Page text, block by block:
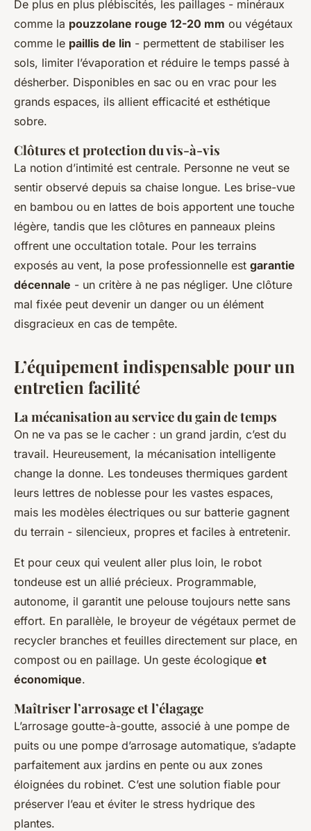
De plus en plus plébiscités, les paillages - minéraux
comme la pouzzolane rouge 12-20 mm ou végétaux
comme le paillis de lin - permettent de stabiliser les
sols, limiter l’évaporation et réduire le temps passé à
désherber. Disponibles en sac ou en vrac pour les
grands espaces, ils allient efficacité et esthétique
sobre.
Clôtures et protection du vis-à-vis
La notion d’intimité est centrale. Personne ne veut se
sentir observé depuis sa chaise longue. Les brise-vue
en bambou ou en lattes de bois apportent une touche
légère, tandis que les clôtures en panneaux pleins
offrent une occultation totale. Pour les terrains
exposés au vent, la pose professionnelle est garantie
décennale - un critère à ne pas négliger. Une clôture
mal fixée peut devenir un danger ou un élément
disgracieux en cas de tempête.
L’équipement indispensable pour un
entretien facilité
La mécanisation au service du gain de temps
On ne va pas se le cacher : un grand jardin, c’est du
travail. Heureusement, la mécanisation intelligente
change la donne. Les tondeuses thermiques gardent
leurs lettres de noblesse pour les vastes espaces,
mais les modèles électriques ou sur batterie gagnent
du terrain - silencieux, propres et faciles à entretenir.
Et pour ceux qui veulent aller plus loin, le robot
tondeuse est un allié précieux. Programmable,
autonome, il garantit une pelouse toujours nette sans
effort. En parallèle, le broyeur de végétaux permet de
recycler branches et feuilles directement sur place, en
compost ou en paillage. Un geste écologique et
économique.
Maîtriser l’arrosage et l’élagage
L’arrosage goutte-à-goutte, associé à une pompe de
puits ou une pompe d’arrosage automatique, s’adapte
parfaitement aux jardins en pente ou aux zones
éloignées du robinet. C’est une solution fiable pour
préserver l’eau et éviter le stress hydrique des
plantes.